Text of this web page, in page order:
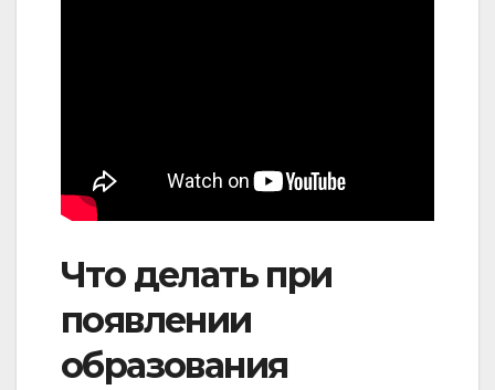
Что делать при
появлении
образования